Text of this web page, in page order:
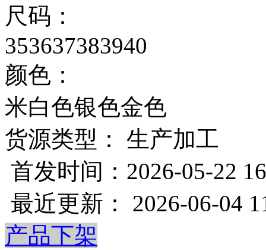
尺码：
353637383940
颜色：
米白色银色金色
货源类型： 生产加工
首发时间：2026-05-22
最近更新： 2026-06-04
产品下架